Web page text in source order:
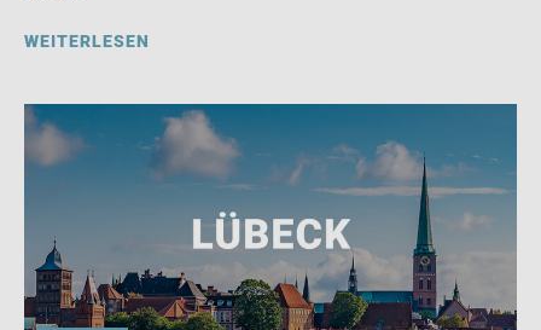
WEITERLESEN